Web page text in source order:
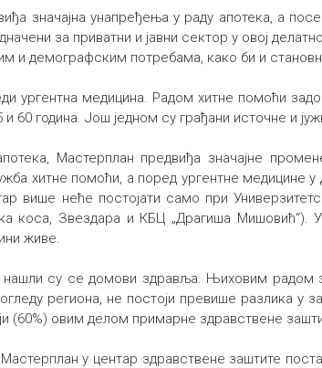
значајна унапређења у раду апотека, а
за приватни и јавни сектор у овој
и демографским потребама, како би и
ургентна медицина. Радом хитне помоћи
и 60 година. Још једном су грађани источне и
Мастерплан предвиђа значајне
хитне помоћи, а поред ургентне медицине
више неће постојати само при
коса, Звездара и КБЦ „Драгиша Мишовић“). У
живе.
су се домови здравља. Њиховим радом
региона, не постоји превише разлика у
(60%) овим делом примарне здравствене
Мастерплан у центар здравствене заштите